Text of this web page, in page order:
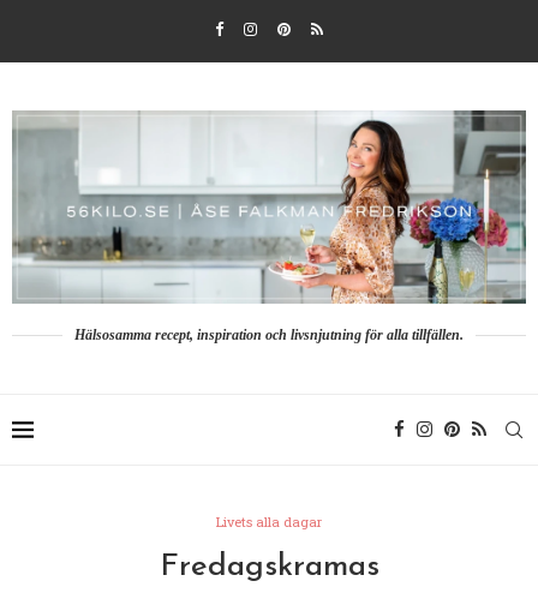
Hälsosamma recept, inspiration och livsnjutning för alla tillfällen.
Livets alla dagar
Fredagskramas